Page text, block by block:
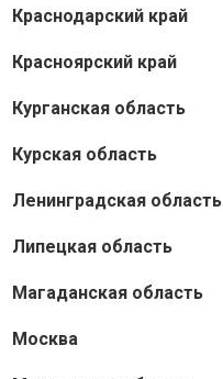
Краснодарский край
Красноярский край
Курганская область
Курская область
Ленинградская область
Липецкая область
Магаданская область
Москва